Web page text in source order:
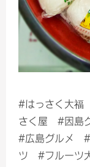
#はっさく大
さく屋 #因島
#広島グルメ
ツ #フルーツ